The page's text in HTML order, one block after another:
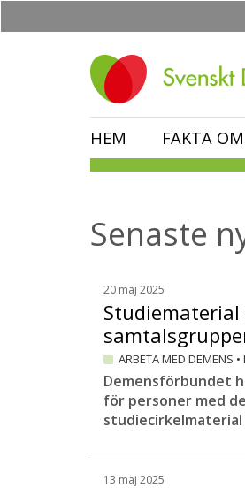
HEM FAKTA
Senaste
20 maj 2025
ARBETA MED DEMENS •
Demensförbundet
för personer med
13 maj 2025